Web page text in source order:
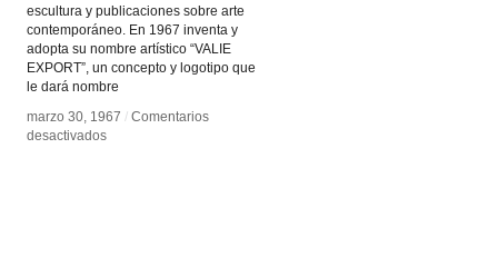
escultura y publicaciones sobre arte
contemporáneo. En 1967 inventa y
adopta su nombre artístico “VALIE
EXPORT”, un concepto y logotipo que
le dará nombre
marzo 30, 1967 / Comentarios
desactivadosen
marzo 30, 1967 / Comentarios
desactivadosen